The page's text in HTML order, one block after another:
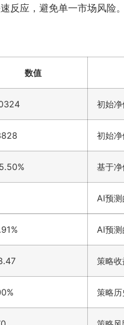
反应，避免单一市场风险。
数值
初始
初始
基于
AI预
AI预
策略
策略